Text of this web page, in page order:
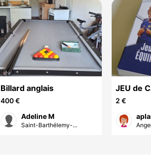
Billard anglais
400 €
Adeline M
Saint-Barthélemy-...
JEU de
France -
2 €